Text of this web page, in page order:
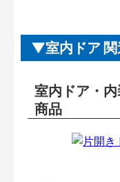
室内ドア
室内ドア・
商品